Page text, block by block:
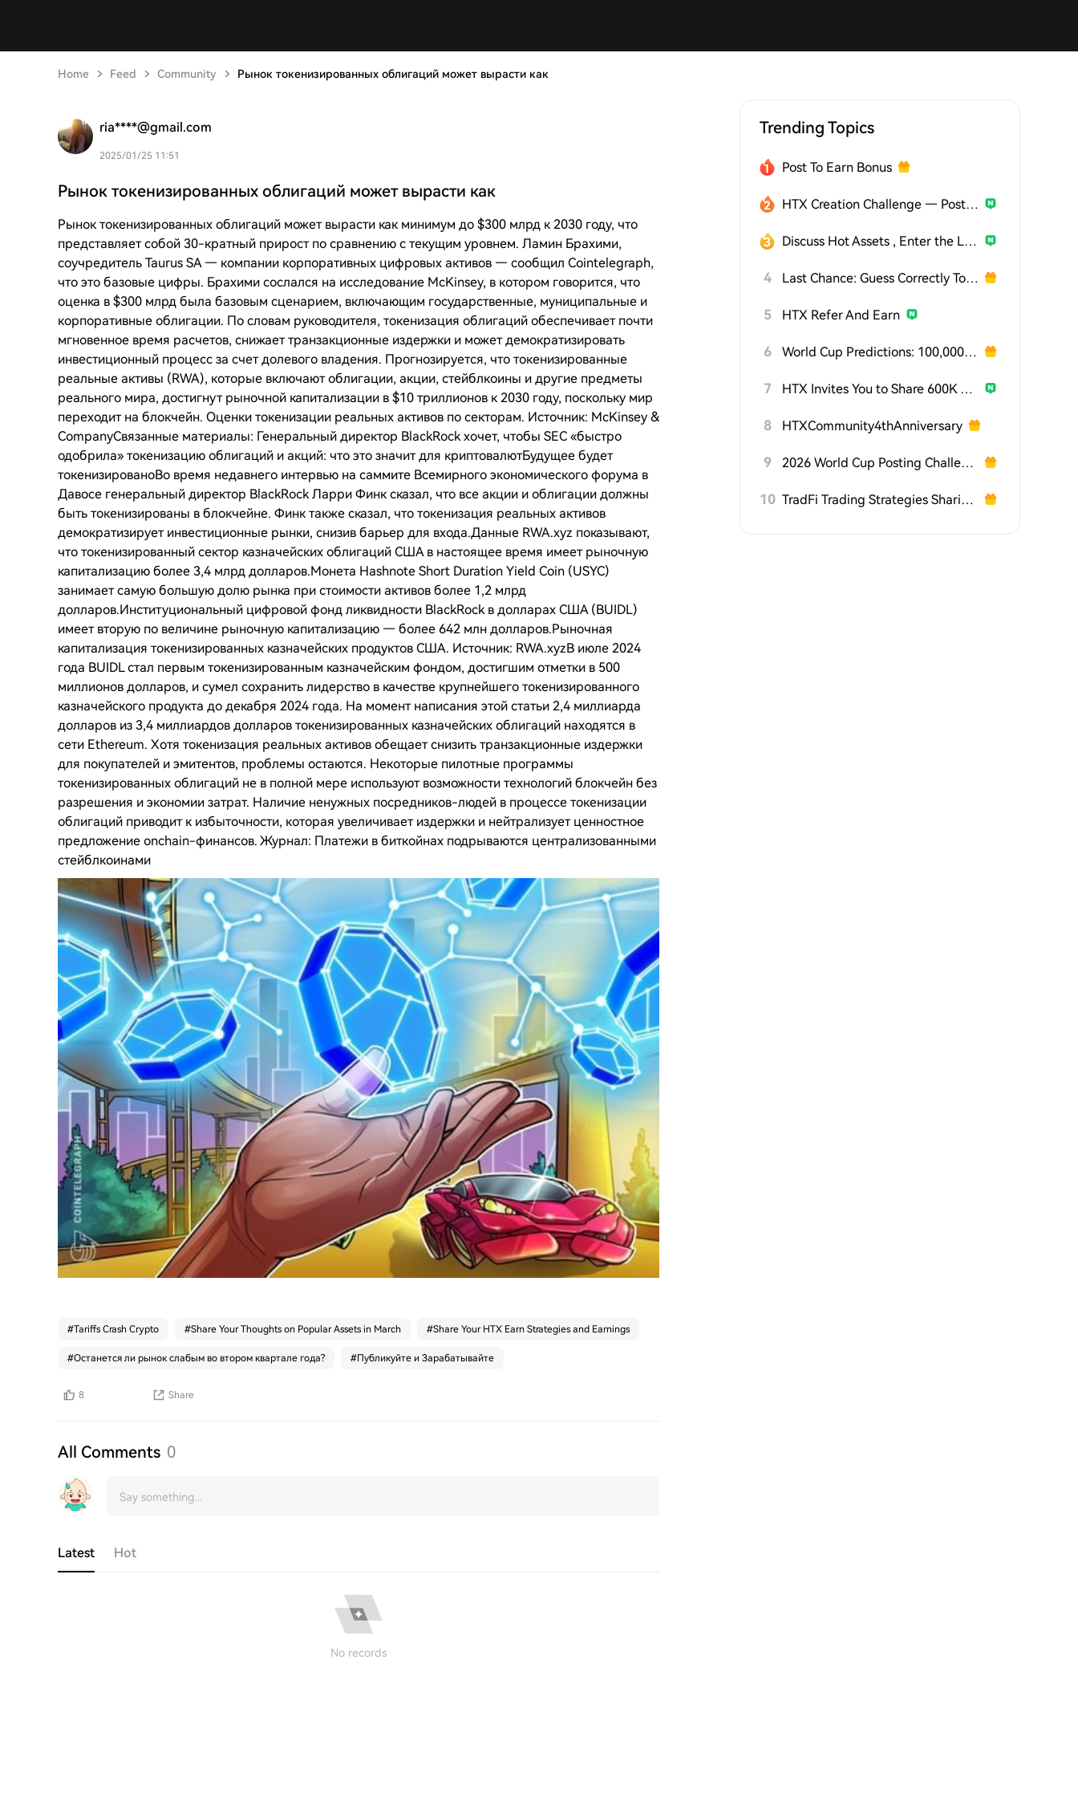
Home Feed Community Рынок токенизированных облигаций может вырасти как
ria****@gmail.com
2025/01/25 11:51
Рынок токенизированных облигаций может вырасти как
Рынок токенизированных облигаций может вырасти как минимум до $300 млрд к 2030 году, что
представляет собой 30-кратный прирост по сравнению с текущим уровнем. Ламин Брахими,
соучредитель Taurus SA — компании корпоративных цифровых активов — сообщил Cointelegraph,
что это базовые цифры. Брахими сослался на исследование McKinsey, в котором говорится, что
оценка в $300 млрд была базовым сценарием, включающим государственные, муниципальные и
корпоративные облигации. По словам руководителя, токенизация облигаций обеспечивает почти
мгновенное время расчетов, снижает транзакционные издержки и может демократизировать
инвестиционный процесс за счет долевого владения. Прогнозируется, что токенизированные
реальные активы (RWA), которые включают облигации, акции, стейблкоины и другие предметы
реального мира, достигнут рыночной капитализации в $10 триллионов к 2030 году, поскольку мир
переходит на блокчейн. Оценки токенизации реальных активов по секторам. Источник: McKinsey &
CompanyСвязанные материалы: Генеральный директор BlackRock хочет, чтобы SEC «быстро
одобрила» токенизацию облигаций и акций: что это значит для криптовалютБудущее будет
токенизированоВо время недавнего интервью на саммите Всемирного экономического форума в
Давосе генеральный директор BlackRock Ларри Финк сказал, что все акции и облигации должны
быть токенизированы в блокчейне. Финк также сказал, что токенизация реальных активов
демократизирует инвестиционные рынки, снизив барьер для входа.Данные RWA.xyz показывают,
что токенизированный сектор казначейских облигаций США в настоящее время имеет рыночную
капитализацию более 3,4 млрд долларов.Монета Hashnote Short Duration Yield Coin (USYC)
занимает самую большую долю рынка при стоимости активов более 1,2 млрд
долларов.Институциональный цифровой фонд ликвидности BlackRock в долларах США (BUIDL)
имеет вторую по величине рыночную капитализацию — более 642 млн долларов.Рыночная
капитализация токенизированных казначейских продуктов США. Источник: RWA.xyzВ июле 2024
года BUIDL стал первым токенизированным казначейским фондом, достигшим отметки в 500
миллионов долларов, и сумел сохранить лидерство в качестве крупнейшего токенизированного
казначейского продукта до декабря 2024 года. На момент написания этой статьи 2,4 миллиарда
долларов из 3,4 миллиардов долларов токенизированных казначейских облигаций находятся в
сети Ethereum. Хотя токенизация реальных активов обещает снизить транзакционные издержки
для покупателей и эмитентов, проблемы остаются. Некоторые пилотные программы
токенизированных облигаций не в полной мере используют возможности технологий блокчейн без
разрешения и экономии затрат. Наличие ненужных посредников-людей в процессе токенизации
облигаций приводит к избыточности, которая увеличивает издержки и нейтрализует ценностное
предложение onchain-финансов. Журнал: Платежи в биткойнах подрываются централизованными
стейблкоинами
#Tariffs Crash Crypto #Share Your Thoughts on Popular Assets in March #Share Your HTX Earn Strategies and Earnings
#Останется ли рынок слабым во втором квартале года? #Публикуйте и Зарабатывайте
8 Share
All Comments 0
Latest Hot
No records
Trending Topics
Post To Earn Bonus
HTX Creation Challenge — Post and Win 1,500U
Discuss Hot Assets , Enter the Lucky Draw
4 Last Chance: Guess Correctly Today and Win More
5 HTX Refer And Earn
6 World Cup Predictions: 100,000 USDT Daily
7 HTX Invites You to Share 600K USDT in Gift Packs
8 HTXCommunity4thAnniversary
9 2026 World Cup Posting Challenge on HTX Square
10 TradFi Trading Strategies Sharing Challenge